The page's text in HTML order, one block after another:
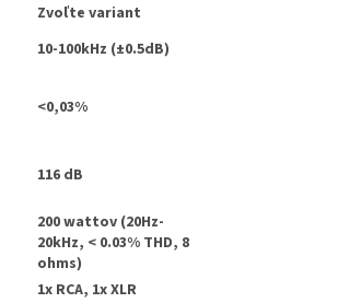
Zvoľte variant
10-100kHz (±0.5dB)
<0,03%
116 dB
200 wattov (20Hz-
20kHz, < 0.03% THD, 8
ohms)
1x RCA, 1x XLR